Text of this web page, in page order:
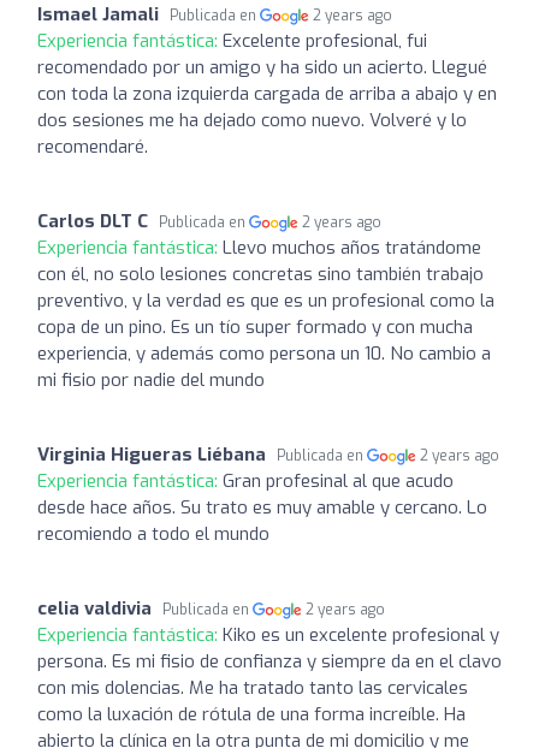
Ismael Jamali Publicada en 2 years ago
Experiencia fantástica: Excelente profesional, fui
recomendado por un amigo y ha sido un acierto. Llegué
con toda la zona izquierda cargada de arriba a abajo y en
dos sesiones me ha dejado como nuevo. Volveré y lo
recomendaré.
Carlos DLT C Publicada en 2 years ago
Experiencia fantástica: Llevo muchos años tratándome
con él, no solo lesiones concretas sino también trabajo
preventivo, y la verdad es que es un profesional como la
copa de un pino. Es un tío super formado y con mucha
experiencia, y además como persona un 10. No cambio a
mi fisio por nadie del mundo
Virginia Higueras Liébana Publicada en 2 years ago
Experiencia fantástica: Gran profesinal al que acudo
desde hace años. Su trato es muy amable y cercano. Lo
recomiendo a todo el mundo
celia valdivia Publicada en 2 years ago
Experiencia fantástica: Kiko es un excelente profesional y
persona. Es mi fisio de confianza y siempre da en el clavo
con mis dolencias. Me ha tratado tanto las cervicales
como la luxación de rótula de una forma increíble. Ha
abierto la clínica en la otra punta de mi domicilio y me